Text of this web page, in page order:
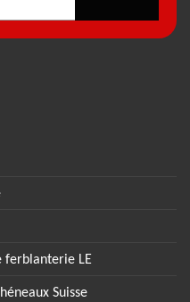
ferblanterie LE
Suisse